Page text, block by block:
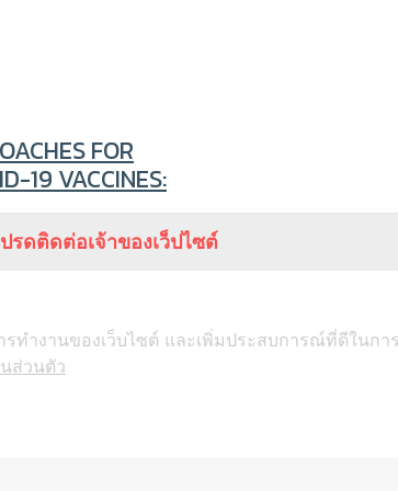
FOR
19 VACCINES:
ดติดต่อเจ้าของเว็ปไซต์
ำงานของเว็บไซต์ และเพิ่มประสบการณ์ที่ดีในกา
ส่วนตัว